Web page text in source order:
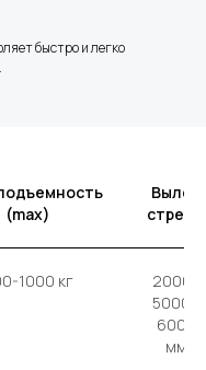
быстро и легко
(max)
Вылет
стрелы
1000 кг
2000–
5000 /
6000
мм